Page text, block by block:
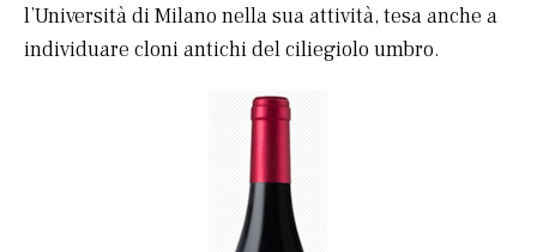
l’Università di Milano nella sua attività, tesa anche a
individuare cloni antichi del ciliegiolo umbro.